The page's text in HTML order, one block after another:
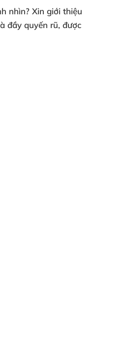
nhìn? Xin giới thiệu
đầy quyến rũ, được